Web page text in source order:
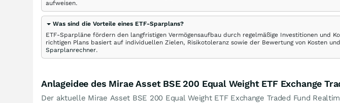
aufweisen.
Was sind die Vorteile eines ETF-Sparplans?
ETF-Sparpläne fördern den langfristigen Vermögensaufbau durch regelmäßige Investitionen und
richtigen Plans basiert auf individuellen Zielen, Risikotoleranz sowie der Bewertung von Kosten
Sparplanrechner.
Anlageidee des Mirae Asset BSE 200 Equal Weight ETF Exchange
Der aktuelle Mirae Asset BSE 200 Equal Weight ETF Exchange Traded Fund